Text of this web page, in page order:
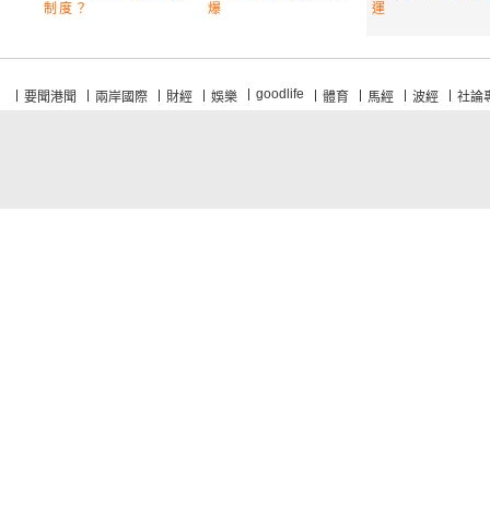
制度？
爆
運
要聞港聞 兩岸國際 財經 娛樂 goodlife 體育 馬經 波經 社論